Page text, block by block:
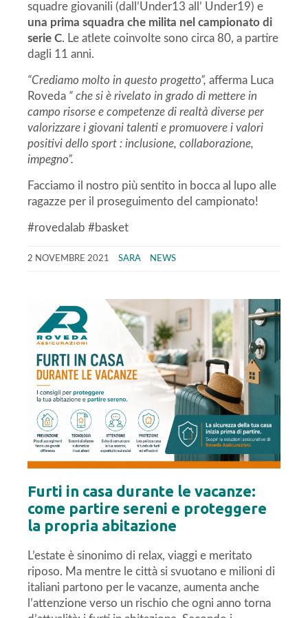
squadre giovanili (dall’Under13 all’ Under19) e
una prima squadra che milita nel campionato di
serie C. Le atlete coinvolte sono circa 80, a partire
dagli 11 anni.
“Crediamo molto in questo progetto”, afferma Luca
Roveda “ che si è rivelato in grado di mettere in
campo risorse e competenze di realtà diverse per
valorizzare i giovani talenti e promuovere i valori
positivi dello sport : inclusione, collaborazione,
impegno”.
Facciamo il nostro più sentito in bocca al lupo alle
ragazze per il proseguimento del campionato!
#rovedalab #basket
2 NOVEMBRE 2021 SARA NEWS
Furti in casa durante le vacanze:
come partire sereni e proteggere
la propria abitazione
L’estate è sinonimo di relax, viaggi e meritato
riposo. Ma mentre le città si svuotano e milioni di
italiani partono per le vacanze, aumenta anche
l’attenzione verso un rischio che ogni anno torna